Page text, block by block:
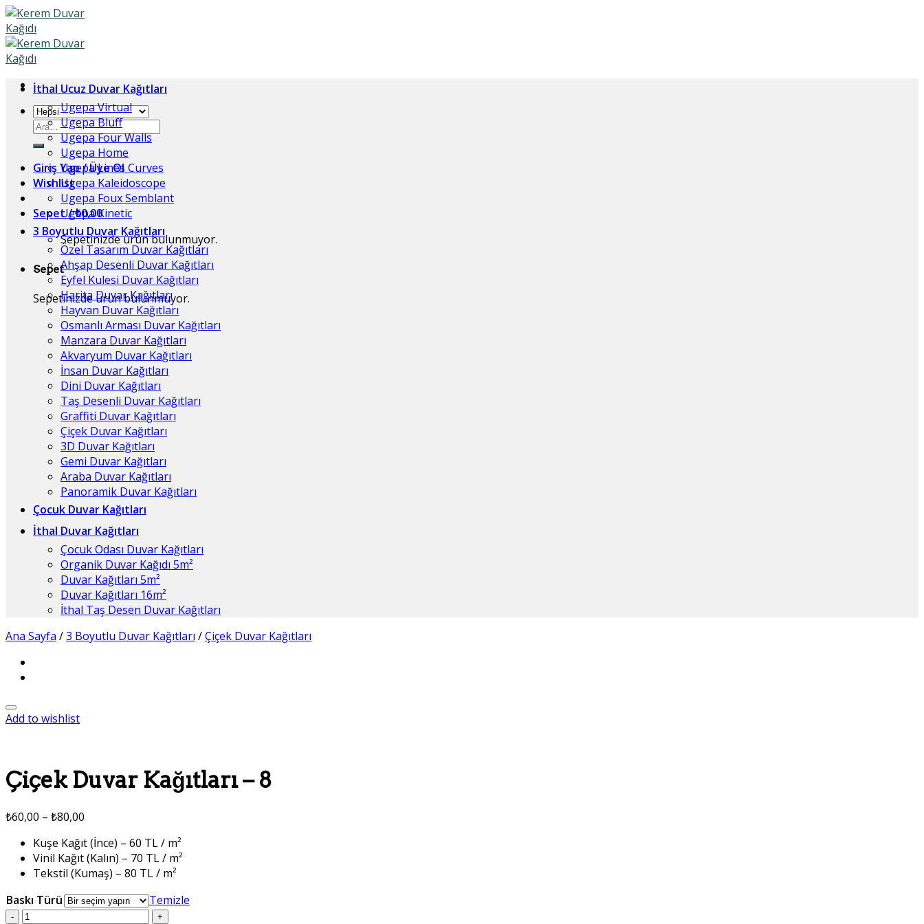
Skip
to
content
Ara:
Giriş Yap / Üye Ol
Wishlist
Sepet /₺0,00
Sepetinizde ürün bulunmuyor.
Sepet
Sepetinizde ürün bulunmuyor.
İthal Ucuz Duvar Kağıtları
Ugepa Virtual
Ugepa Bluff
Ugepa Four Walls
Ugepa Home
Ugepa Lines Curves
Ugepa Kaleidoscope
Ugepa Foux Semblant
Ugepa Kinetic
3 Boyutlu Duvar Kağıtları
Özel Tasarım Duvar Kağıtları
Ahşap Desenli Duvar Kağıtları
Eyfel Kulesi Duvar Kağıtları
Harita Duvar Kağıtları
Hayvan Duvar Kağıtları
Osmanlı Arması Duvar Kağıtları
Manzara Duvar Kağıtları
Akvaryum Duvar Kağıtları
İnsan Duvar Kağıtları
Dini Duvar Kağıtları
Taş Desenli Duvar Kağıtları
Graffiti Duvar Kağıtları
Çiçek Duvar Kağıtları
3D Duvar Kağıtları
Gemi Duvar Kağıtları
Araba Duvar Kağıtları
Panoramik Duvar Kağıtları
Çocuk Duvar Kağıtları
İthal Duvar Kağıtları
Çocuk Odası Duvar Kağıtları
Organik Duvar Kağıdı 5m²
Duvar Kağıtları 5m²
Duvar Kağıtları 16m²
İthal Taş Desen Duvar Kağıtları
Ana Sayfa /3 Boyutlu Duvar Kağıtları /Çiçek Duvar Kağıtları
Add to wishlist
Çiçek Duvar Kağıtları – 8
₺60,00 – ₺80,00
Kuşe Kağıt (İnce) – 60 TL / m²
Vinil Kağıt (Kalın) – 70 TL / m²
Tekstil (Kumaş) – 80 TL / m²
Baskı Türü
Temizle
Çiçek